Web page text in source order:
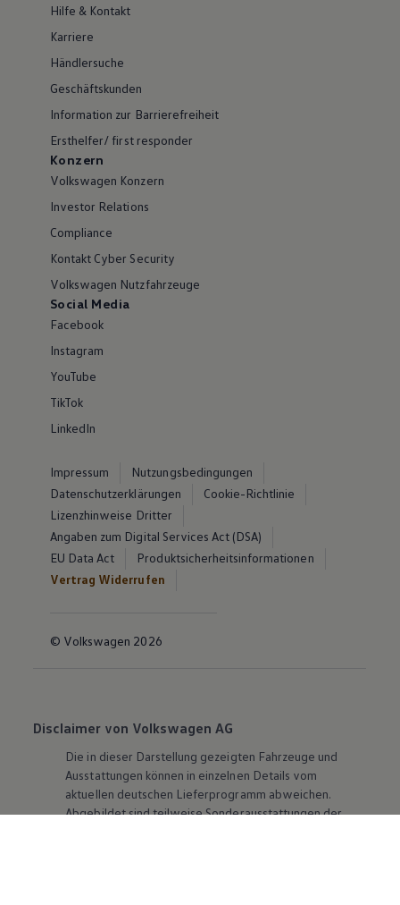
Hilfe & Kontakt
Karriere
Händlersuche
Geschäftskunden
Information zur Barrierefreiheit
Ersthelfer/ first responder
Konzern
Volkswagen Konzern
Investor Relations
Compliance
Kontakt Cyber Security
Volkswagen Nutzfahrzeuge
Social Media
Facebook
Instagram
YouTube
TikTok
LinkedIn
Impressum
Nutzungsbedingungen
Datenschutzerklärungen
Cookie-Richtlinie
Lizenzhinweise Dritter
Angaben zum Digital Services Act (DSA)
EU Data Act
Produktsicherheitsinformationen
Vertrag Widerrufen
© Volkswagen 2026
Disclaimer von Volkswagen AG
Die in dieser Darstellung gezeigten Fahrzeuge und
Ausstattungen können in einzelnen Details vom
aktuellen deutschen Lieferprogramm abweichen.
Abgebildet sind teilweise Sonderausstattungen der